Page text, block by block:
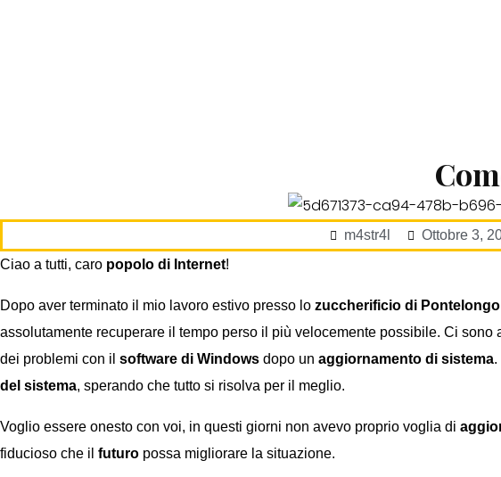
m4str4l Ottobre 3,
Ciao a tutti, caro popolo di Internet!
Dopo aver terminato il mio lavoro estivo presso lo zuccherificio di Pontelongo
assolutamente recuperare il tempo perso il più velocemente possibile. Ci sono
dei problemi con il software di Windows dopo un aggiornamento di sistema.
del sistema, sperando che tutto si risolva per il meglio.
Voglio essere onesto con voi, in questi giorni non avevo proprio voglia di
fiducioso che il futuro possa migliorare la situazione.